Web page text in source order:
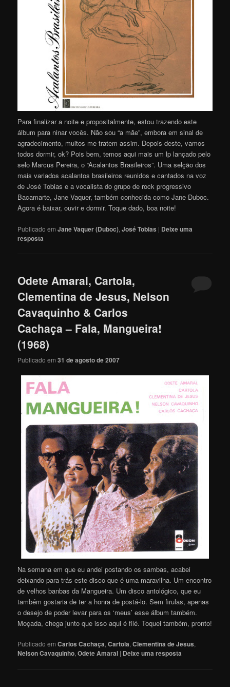
Para finalizar a noite e propositalmente, estou trazendo este
álbum para ninar vocês. Não sou “a mãe”, embora em sinal de
agradecimento, muitos me tratem assim. Depois deste, vamos
todos dormir, ok? Pois bem, temos aqui mais um lp lançado pelo
selo Marcus Pereira, o “Acalantos Brasileiros”. Uma selção dos
mais variados acalantos brasileiros reunidos e cantados na voz
de José Tobias e a vocalista do grupo de rock progressivo
Bacamarte, Jane Vaquer, também conhecida como Jane Duboc.
Agora é baixar, ouvir e dormir. Toque dado, boa noite!
Publicado em Jane Vaquer (Duboc),José Tobias | Deixe uma
resposta
Odete Amaral, Cartola,
Clementina de Jesus, Nelson
Cavaquinho & Carlos
Cachaça – Fala, Mangueira!
(1968)
Publicado em31 de agosto de 2007
Na semana em que eu andei postando os sambas, acabei
deixando para trás este disco que é uma maravilha. Um encontro
de velhos banbas da Mangueira. Um disco antológico, que eu
também gostaria de ter a honra de postá-lo. Sem firulas, apenas
o desejo de poder levar para os ‘meus’ esse álbum também.
Moçada, chega junto que isso aqui é filé. Toquei também, pronto!
Publicado em Carlos Cachaça,Cartola,Clementina de Jesus,
Nelson Cavaquinho,Odete Amaral | Deixe uma resposta